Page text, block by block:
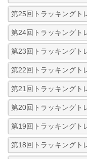
第25回トラッキングト
第24回トラッキングト
第23回トラッキングト
第22回トラッキングト
第21回トラッキングト
第20回トラッキングト
第19回トラッキングト
第18回トラッキングト